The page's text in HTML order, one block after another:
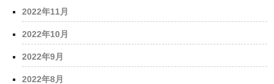
2022年11月
2022年10月
2022年9月
2022年8月